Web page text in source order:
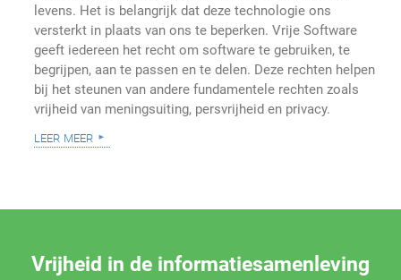
levens. Het is belangrijk dat deze technologie ons
versterkt in plaats van ons te beperken. Vrije Software
geeft iedereen het recht om software te gebruiken, te
begrijpen, aan te passen en te delen. Deze rechten helpen
bij het steunen van andere fundamentele rechten zoals
vrijheid van meningsuiting, persvrijheid en privacy.
leer meer
Vrijheid in de informatiesamenleving